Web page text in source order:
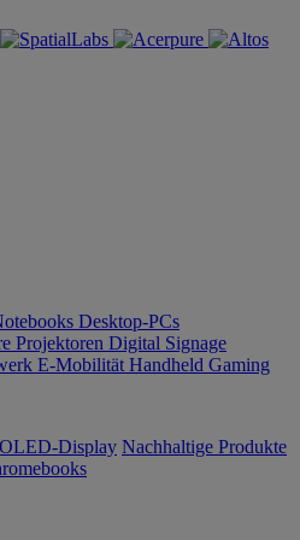
Desktop-PCs
Projektoren Digital Signage
E-Mobilität Handheld Gaming
OLED-Display Nachhaltige Produkte